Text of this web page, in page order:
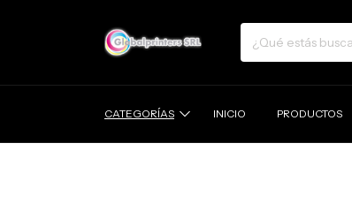
CATEGORÍAS INICIO PRODUCTOS